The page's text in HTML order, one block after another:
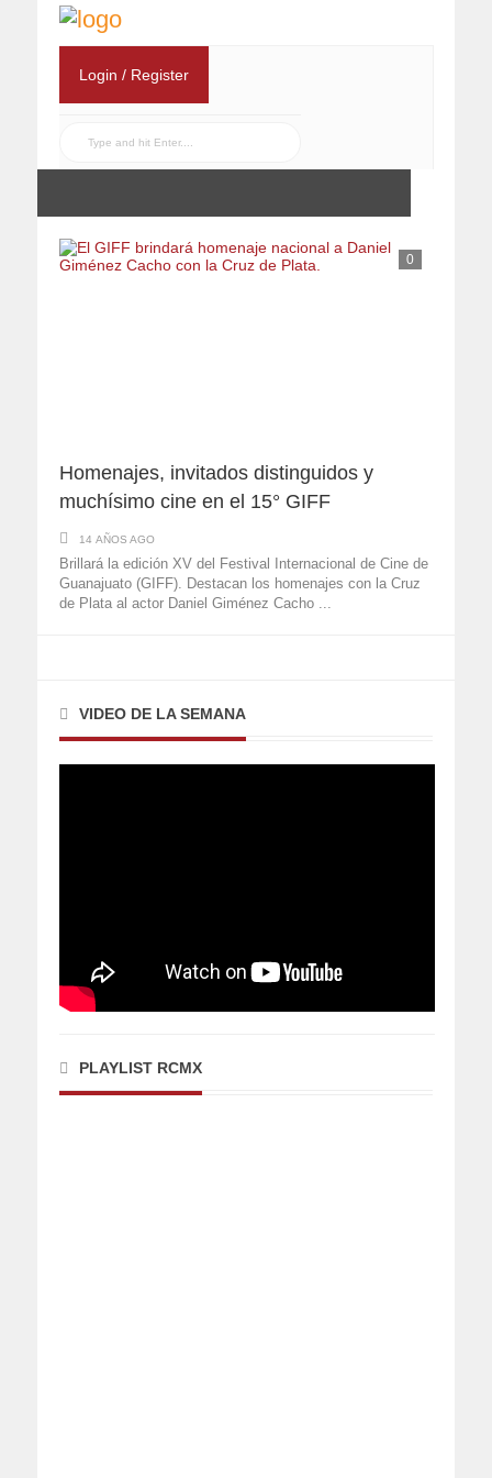
Login / Register
0
Homenajes, invitados distinguidos y
muchísimo cine en el 15° GIFF
14 AÑOS AGO
Brillará la edición XV del Festival Internacional de Cine de
Guanajuato (GIFF). Destacan los homenajes con la Cruz
de Plata al actor Daniel Giménez Cacho ...
VIDEO DE LA SEMANA
PLAYLIST RCMX